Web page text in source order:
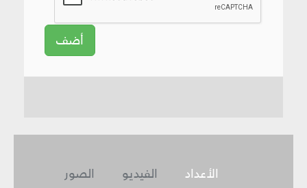
أضف
الصور الفيديو الأعداد